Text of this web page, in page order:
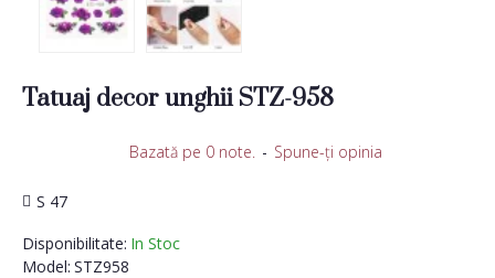
Tatuaj decor unghii STZ-958
Disponibilitate: In Stoc
Model: STZ958
S 47
Bazată pe 0 note. - Spune-ţi opinia